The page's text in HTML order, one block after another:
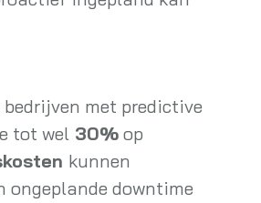
bedrijven met predictive
tot wel 30% op
kunnen
ongeplande downtime